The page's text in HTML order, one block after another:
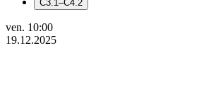
C3.1–C4.2
ven. 10:00
19.12.2025